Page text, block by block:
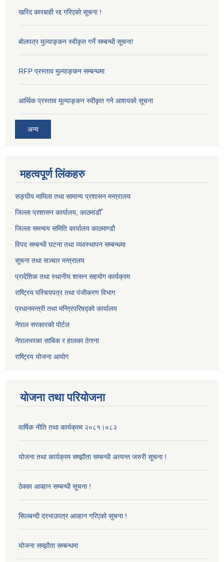
खरिद कारबाही रद्द गरिएको सूचना !
बोलपत्र मुल्याङ्कन स्वीकृत गर्ने सम्बन्धी सूचना!
RFP प्रस्ताव मुल्याङ्कन सम्बन्धमा
आर्थिक प्रस्ताव मूल्याङ्कन स्वीकृत गने आशयको सूचना
अन्य
महत्वपूर्ण लिंकहरु
सङ्‍घीय मामिला तथा सामान्य प्रशासन मन्त्रालय
जिल्ला प्रशासन कार्यालय, काठमाडौँ
जिल्ला समन्वय समिति कार्यालय काठमाण्ड‌ौ
विपद सम्बन्धी घटना तथा व्यवस्थापन सम्बन्धमा
सूचना तथा सञ्चार मन्त्रालय
प्रादेशिक तथा स्थानीय शासन सहयोग कार्यक्रम
राष्ट्रिय परिचयपत्र तथा पंजीकरण विभाग
प्रधानमन्त्री तथा मन्त्रिपरिषद्को कार्यालय
नेपाल सरकारको पोर्टल
नेपालभरका साबिक र हालका ठेगाना
राष्ट्रिय योजना आयोग
योजना तथा परियोजना
वार्षिक नीति तथा कार्यक्रम २०८१।०८२
योजना तथा कार्यक्रम सम्झौता सम्बन्धी अत्यन्त जरुरी सूचना !
ठेक्का आव्हान सम्बन्धी सूचना !
सिलबन्दी दरभाउपत्र आव्हान गरिएको सूचना !
योजना सम्झौता सम्बन्धमा